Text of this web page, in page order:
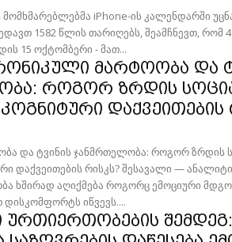
iPhone-ის კალენდარში
1582 წლის თარიღებს, შეამჩნევთ, რომ
15 ოქტომბერი - მათ...
მარტოობა და
როგორ ზრდის
დაქვეითების
და ტვინის ჯანმრთელობა: როგორ ზრდის
დაქვეითების რისკს? შესავალი —
იწვევს....
ურთიერთობების